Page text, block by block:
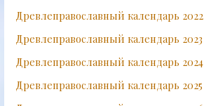
Древлеправославный календарь 2022
Древлеправославный календарь 2023
Древлеправославный календарь 2024
Древлеправославный календарь 2025